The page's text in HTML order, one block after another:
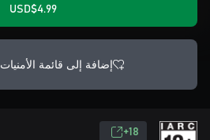
USD$4.99
إضافة إلى قائمة الأمنيات
18+